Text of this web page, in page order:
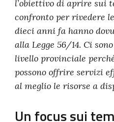
l’obiettivo di aprire sui
confronto per rivedere
dieci anni fa hanno
alla Legge 56/14. Ci
livello provinciale
possono offrire servizi
al meglio le risorse a
Un focus sui